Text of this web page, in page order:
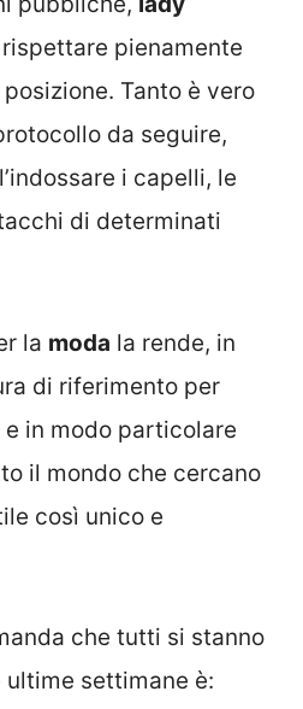
pienamente
posizione. Tanto è vero
da seguire,
i capelli, le
di determinati
la moda la rende, in
di riferimento per
in modo particolare
il mondo che cercano
così unico e
che tutti si stanno
settimane è: